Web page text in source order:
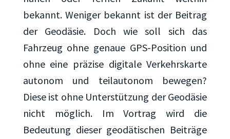
bekannt. Weniger bekannt ist der Beitrag
der Geodäsie. Doch wie soll sich das
Fahrzeug ohne genaue GPS-Position und
ohne eine präzise digitale Verkehrskarte
autonom und teilautonom bewegen?
Diese ist ohne Unterstützung der Geodäsie
nicht möglich. Im Vortrag wird die
Bedeutung dieser geodätischen Beiträge